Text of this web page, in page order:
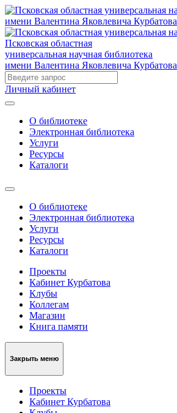
Псковская областная
универсальная научная библиотека
имени Валентина Яковлевича Курбатова
Личный кабинет
О библиотеке
Электронная библиотека
Услуги
Ресурсы
Каталоги
О библиотеке
Электронная библиотека
Услуги
Ресурсы
Каталоги
Проекты
Кабинет Курбатова
Клубы
Коллегам
Магазин
Книга памяти
Закрыть меню
Проекты
Кабинет Курбатова